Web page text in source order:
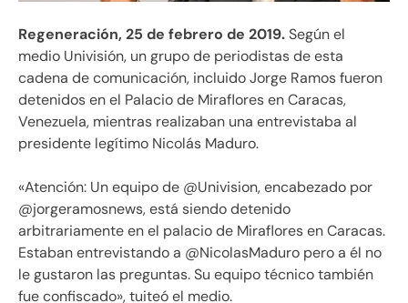
Regeneración, 25 de febrero de 2019.Según el
medio Univisión, un grupo de periodistas de esta
cadena de comunicación, incluido Jorge Ramos fueron
detenidos en el Palacio de Miraflores en Caracas,
Venezuela, mientras realizaban una entrevistaba al
presidente legítimo Nicolás Maduro.
«Atención: Un equipo de @Univision, encabezado por
@jorgeramosnews, está siendo detenido
arbitrariamente en el palacio de Miraflores en Caracas.
Estaban entrevistando a @NicolasMaduro pero a él no
le gustaron las preguntas. Su equipo técnico también
fue confiscado», tuiteó el medio.